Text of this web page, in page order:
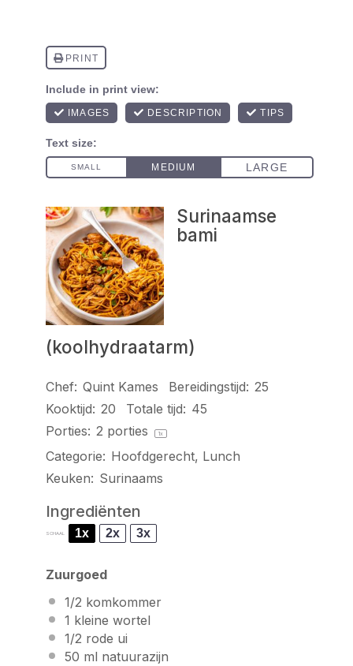
Surinaamse
bami
(koolhydraatarm)
Chef: Quint Kames Bereidingstijd: 25
Kooktijd: 20 Totale tijd: 45
Porties: 2 porties 1x
Categorie: Hoofdgerecht, Lunch
Keuken: Surinaams
Ingrediënten
SCHAAL 1x 2x 3x
Zuurgoed
1/2 komkommer
1 kleine wortel
1/2 rode ui
50 ml natuurazijn